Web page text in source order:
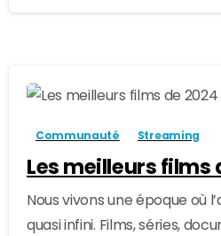
Communauté Streaming
Les meilleurs films
Nous vivons une époque où
quasi infini. Films, séries,